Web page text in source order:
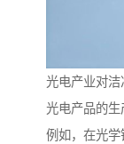
光电产业对
光电产品的生
例如，在光